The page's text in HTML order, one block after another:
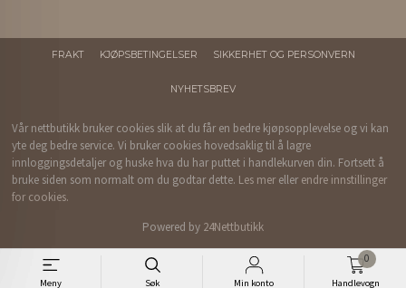
Meny Søk Min konto Handlevogn
0
FRAKT KJØPSBETINGELSER SIKKERHET OG PERSONVERN
NYHETSBREV
Vår nettbutikk bruker cookies slik at du får en bedre kjøpsopplevelse og vi kan
yte deg bedre service. Vi bruker cookies hovedsaklig til å lagre
innloggingsdetaljer og huske hva du har puttet i handlekurven din. Fortsett å
bruke siden som normalt om du godtar dette. Les mer eller endre innstillinger
for cookies.
Powered by 24Nettbutikk